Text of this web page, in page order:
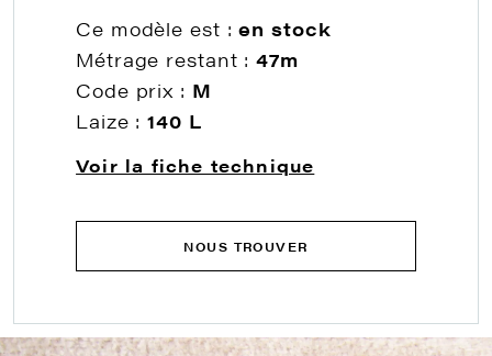
Ce modèle est :en stock
Métrage restant :47m
Code prix : M
Laize :140 L
Voir la fiche technique
NOUS TROUVER